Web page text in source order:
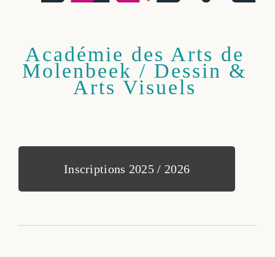
Académie des Arts de
Molenbeek / Dessin &
Arts Visuels
Inscriptions 2025 / 2026